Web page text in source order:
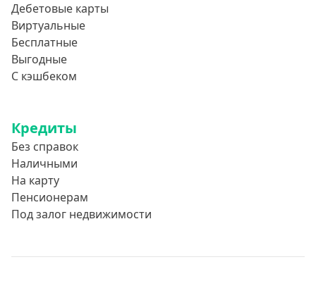
Дебетовые карты
Виртуальные
Бесплатные
Выгодные
С кэшбеком
Кредиты
Без справок
Наличными
На карту
Пенсионерам
Под залог недвижимости